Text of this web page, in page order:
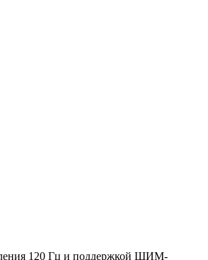
120 Гц и поддержкой ШИМ-